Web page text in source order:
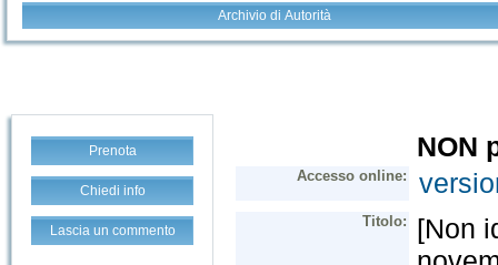
Archivio di Autorità
Prenota
Chiedi info
Lascia un commento